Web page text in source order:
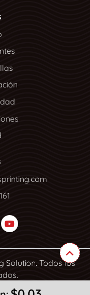
Solution. Todos los